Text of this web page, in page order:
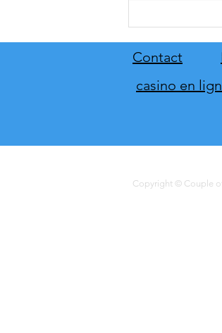
Contact
casino en
Copyright © Couple